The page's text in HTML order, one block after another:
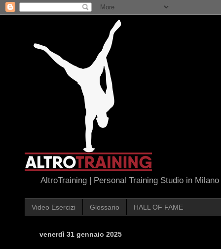
AltroTraining | Personal Training Studio in Milano
Video Esercizi Glossario HALL OF FAME
venerdì 31 gennaio 2025